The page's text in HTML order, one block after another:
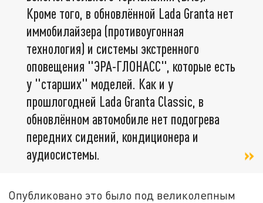
Кроме того, в обновлённой Lada Granta нет
иммобилайзера (противоугонная
технология) и системы экстренного
оповещения "ЭРА-ГЛОНАСС", которые есть
у "старших" моделей. Как и у
прошлогодней Lada Granta Classic, в
обновлённом автомобиле нет подогрева
передних сидений, кондиционера и
аудиосистемы.
Опубликовано это было под великолепным